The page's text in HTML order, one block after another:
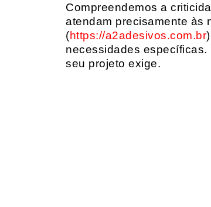
Compreendemos a
atendam precisamente às
(https://a2adesivos.com.br
necessidades
seu projeto exige.